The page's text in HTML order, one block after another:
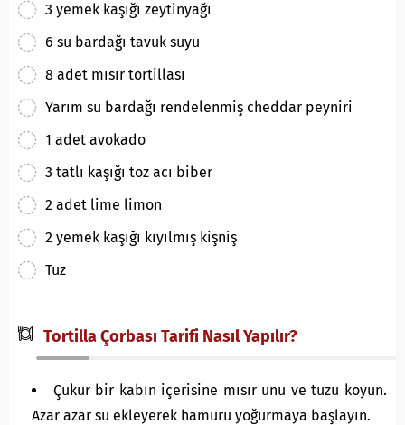
3 yemek kaşığı zeytinyağı
6 su bardağı tavuk suyu
8 adet mısır tortillası
Yarım su bardağı rendelenmiş cheddar peyniri
1 adet avokado
3 tatlı kaşığı toz acı biber
2 adet lime limon
2 yemek kaşığı kıyılmış kişniş
Tuz
Tortilla Çorbası Tarifi Nasıl Yapılır?
Çukur bir kabın içerisine mısır unu ve tuzu koyun.
Azar azar su ekleyerek hamuru yoğurmaya başlayın.